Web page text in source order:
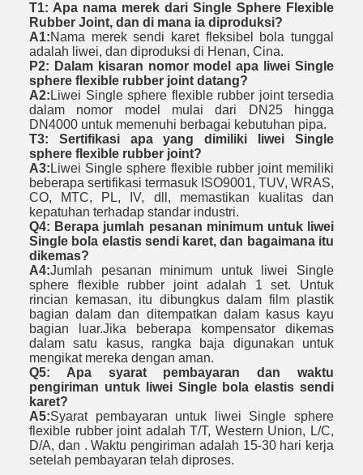
T1: Apa nama merek dari Single Sphere Flexible
Rubber Joint, dan di mana ia diproduksi?
A1:Nama merek sendi karet fleksibel bola tunggal
adalah liwei, dan diproduksi di Henan, Cina.
P2: Dalam kisaran nomor model apa liwei Single
sphere flexible rubber joint datang?
A2: Liwei Single sphere flexible rubber joint tersedia
dalam nomor model mulai dari DN25 hingga
DN4000 untuk memenuhi berbagai kebutuhan pipa.
T3: Sertifikasi apa yang dimiliki liwei Single
sphere flexible rubber joint?
A3: Liwei Single sphere flexible rubber joint memiliki
beberapa sertifikasi termasuk ISO9001, TUV, WRAS,
CO, MTC, PL, IV, dll, memastikan kualitas dan
kepatuhan terhadap standar industri.
Q4: Berapa jumlah pesanan minimum untuk liwei
Single bola elastis sendi karet, dan bagaimana itu
dikemas?
A4:Jumlah pesanan minimum untuk liwei Single
sphere flexible rubber joint adalah 1 set. Untuk
rincian kemasan, itu dibungkus dalam film plastik
bagian dalam dan ditempatkan dalam kasus kayu
bagian luar.Jika beberapa kompensator dikemas
dalam satu kasus, rangka baja digunakan untuk
mengikat mereka dengan aman.
Q5: Apa syarat pembayaran dan waktu
pengiriman untuk liwei Single bola elastis sendi
karet?
A5:Syarat pembayaran untuk liwei Single sphere
flexible rubber joint adalah T/T, Western Union, L/C,
D/A, dan . Waktu pengiriman adalah 15-30 hari kerja
setelah pembayaran telah diproses.